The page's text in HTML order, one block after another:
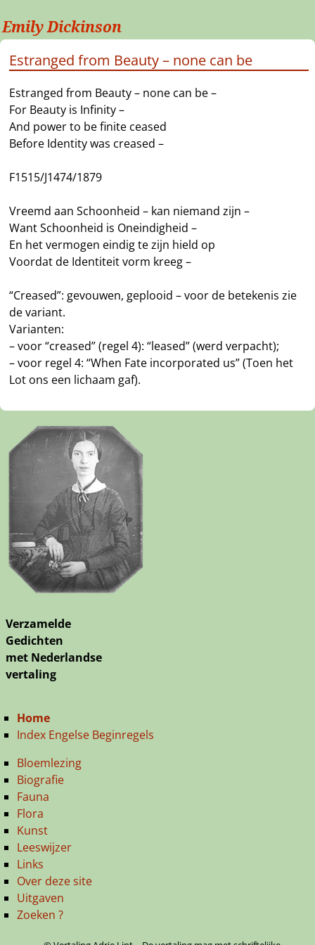
Emily Dickinson
Estranged from Beauty – none can be
Estranged from Beauty – none can be –
For Beauty is Infinity –
And power to be finite ceased
Before Identity was creased –
F1515/J1474/1879
Vreemd aan Schoonheid – kan niemand zijn –
Want Schoonheid is Oneindigheid –
En het vermogen eindig te zijn hield op
Voordat de Identiteit vorm kreeg –
“Creased”: gevouwen, geplooid – voor de betekenis zie
de variant.
Varianten:
– voor “creased” (regel 4): “leased” (werd verpacht);
– voor regel 4: “When Fate incorporated us” (Toen het
Lot ons een lichaam gaf).
Verzamelde
Gedichten
met Nederlandse
vertaling
Home
Index Engelse Beginregels
Bloemlezing
Biografie
Fauna
Flora
Kunst
Leeswijzer
Links
Over deze site
Uitgaven
Zoeken ?